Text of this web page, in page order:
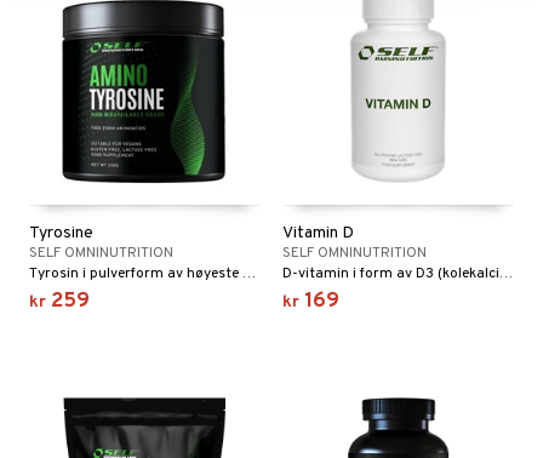
Tyrosine
SELF OMNINUTRITION
Tyrosin i pulverform av høyeste kvalitet.
kr 259
Vitamin D
SELF OMNINUTRITION
D-vitamin i form av D3 (kolekalciferol).
kr 169